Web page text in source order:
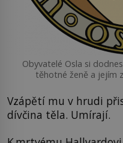
Obyvatelé Osla si
těhotné ženě a jejím
Vzápětí mu v hrudi
dívčina těla. Umírají.